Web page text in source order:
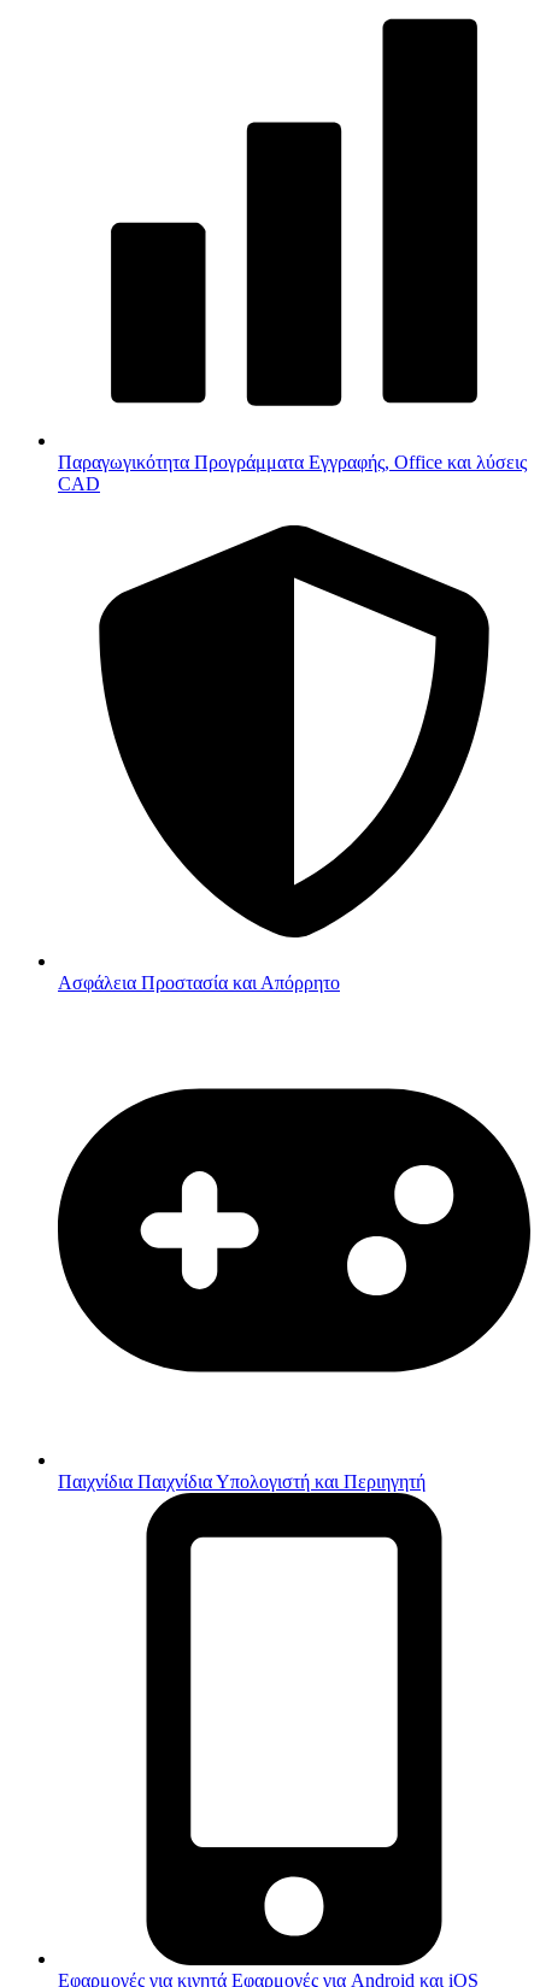
Παραγωγικότητα Προγράμματα Εγγραφής, Office και λύσεις
CAD
Ασφάλεια Προστασία και Απόρρητο
Παιχνίδια Παιχνίδια Υπολογιστή και Περιηγητή
Εφαρμογές για κινητά Εφαρμογές για Android και iOS